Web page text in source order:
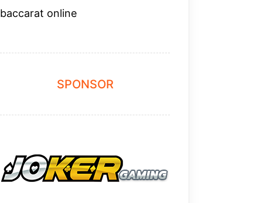
baccarat online
SPONSOR